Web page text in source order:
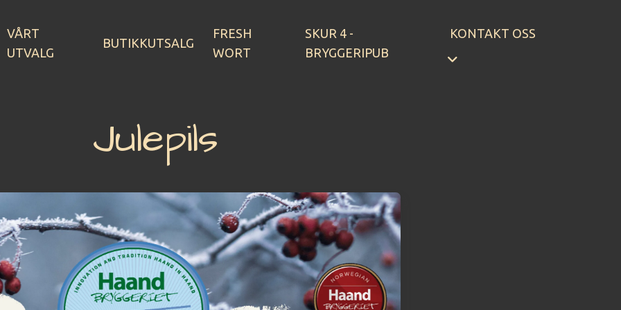
VÅRT
UTVALG
BUTIKKUTSALG
FRESH
WORT
SKUR 4 -
BRYGGERIPUB
KONTAKT OSS
Julepils